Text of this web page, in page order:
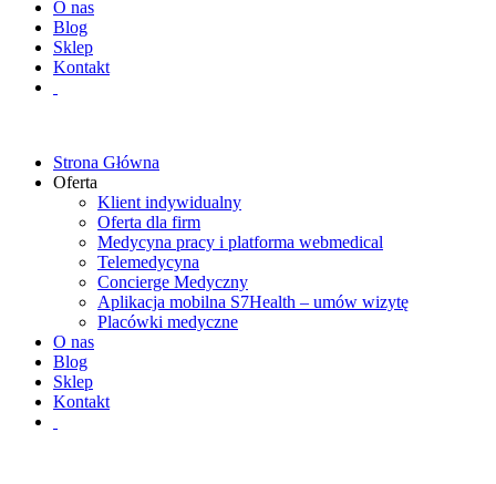
O nas
Blog
Sklep
Kontakt
Strona Główna
Oferta
Klient indywidualny
Oferta dla firm
Medycyna pracy i platforma webmedical
Telemedycyna
Concierge Medyczny
Aplikacja mobilna S7Health – umów wizytę
Placówki medyczne
O nas
Blog
Sklep
Kontakt